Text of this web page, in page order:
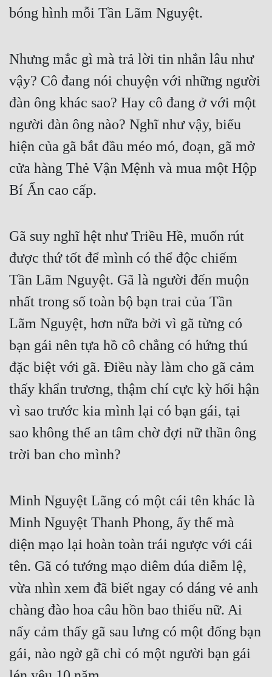
Triều Đấu
Trùng Sinh
Trọng Sinh
Tu Chân
Tu Tiên
Tội Phạm
Võ Hiệp
Võng Du
Xuyên Nhanh
Xuyên Sách
Xuyên Thư
Điền Văn
Đô Thị
Đông Phương
Đông Phương Huyền Huyễn
Cẩu Đạo Trường Sinh
Truyện Nữ
Vô Địch Lưu
Xây Dựng Thế Lực
bóng hình mỗi Tần Lãm Nguyệt.
Nhưng mắc gì mà trả lời tin nhắn lâu như
vậy? Cô đang nói chuyện với những người
đàn ông khác sao? Hay cô đang ở với một
người đàn ông nào? Nghĩ như vậy, biểu
hiện của gã bắt đầu méo mó, đoạn, gã mở
cửa hàng Thẻ Vận Mệnh và mua một Hộp
Bí Ẩn cao cấp.
Gã suy nghĩ hệt như Triều Hề, muốn rút
được thứ tốt để mình có thể độc chiếm
Tần Lãm Nguyệt. Gã là người đến muộn
nhất trong số toàn bộ bạn trai của Tần
Lãm Nguyệt, hơn nữa bởi vì gã từng có
bạn gái nên tựa hồ cô chẳng có hứng thú
đặc biệt với gã. Điều này làm cho gã cảm
thấy khẩn trương, thậm chí cực kỳ hối hận
vì sao trước kia mình lại có bạn gái, tại
sao không thể an tâm chờ đợi nữ thần ông
trời ban cho mình?
Minh Nguyệt Lãng có một cái tên khác là
Minh Nguyệt Thanh Phong, ấy thế mà
diện mạo lại hoàn toàn trái ngược với cái
tên. Gã có tướng mạo diêm dúa diễm lệ,
vừa nhìn xem đã biết ngay có dáng vẻ anh
chàng đào hoa câu hồn bao thiếu nữ. Ai
nấy cảm thấy gã sau lưng có một đống bạn
gái, nào ngờ gã chỉ có một người bạn gái